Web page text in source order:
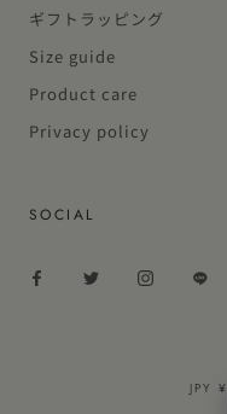
ギフトラッピング
Size guide
Product care
Privacy policy
SOCIAL
通
JPY ¥